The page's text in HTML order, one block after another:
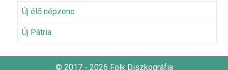
Új élő népzene
Új Pátria
© 2017 - 2026 Folk Diszkográfia